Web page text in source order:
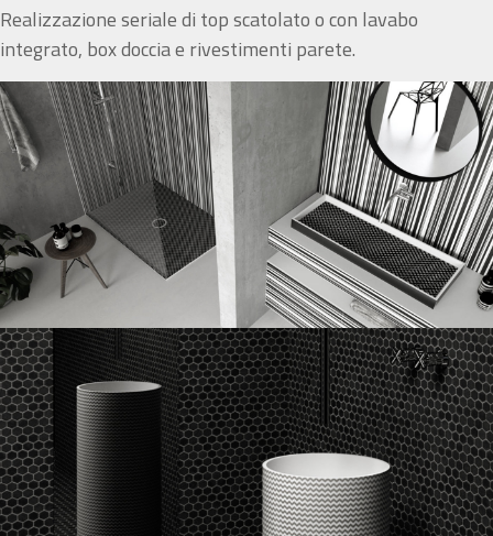
Realizzazione seriale di top scatolato o con lavabo
integrato, box doccia e rivestimenti parete.